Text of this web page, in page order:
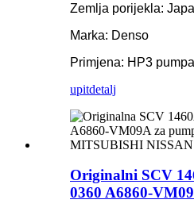
Zemlja porijekla:
Marka: Denso
Primjena: HP3 pumpa
upitdetalj
Originalni SCV
0360 A6860-